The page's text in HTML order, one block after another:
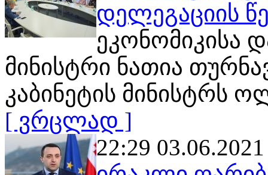
დელეგაციის
ეკონომიკისა
მინისტრი ნათია
კაბინეტის მინისტრს
[ ვრცლად ]
22:29 03.06.2021